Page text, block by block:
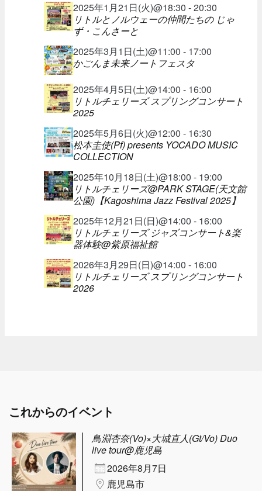
2025年1月21日(火)@18:30 - 20:30
リトルとノルウェーの仲間たちの じゃ
ず・こんさーと
2025年3月1日(土)@11:00 - 17:00
かごんま未来ノートフェスタ
2025年4月5日(土)@14:00 - 16:00
リトルチェリーズ スプリングコンサート
2025
2025年5月6日(火)@12:00 - 16:30
松本圭使(Pf) presents YOCADO MUSIC
COLLECTION
2025年10月18日(土)@18:00 - 19:00
リトルチェリーズ@PARK STAGE(天文館
公園)【Kagoshima Jazz Festival 2025】
2025年12月21日(日)@14:00 - 16:00
リトルチェリーズ ジャズコンサート&楽
器体験@紫原福祉館
2026年3月29日(日)@14:00 - 16:00
リトルチェリーズ スプリングコンサート
2026
これからのイベント
鳥淵杏奈(Vo)×大城直人(Gt/Vo) Duo
live tour@鹿児島
2026年8月7日
鹿児島市